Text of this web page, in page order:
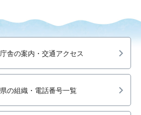
舎の案内・交通アクセス
県の組織・電話番号一覧